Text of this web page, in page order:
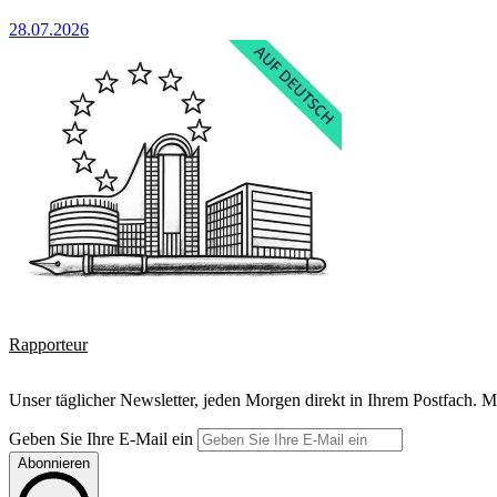
28.07.2026
Rapporteur
Unser täglicher Newsletter, jeden Morgen direkt in Ihrem Postfach.
Geben Sie Ihre E-Mail ein
Abonnieren